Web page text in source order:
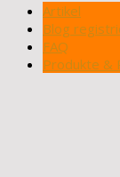
Zum
Inhalt
springen
Artikel
Blog
FAQ
Produkte &